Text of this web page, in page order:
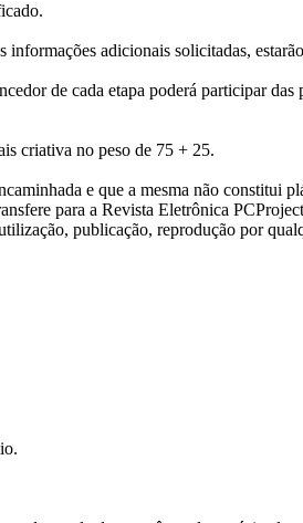
adicionais solicitadas,
de cada etapa poderá participar das
criativa no peso de 75 + 25.
e que a mesma não constitui
para a Revista Eletrônica
publicação, reprodução por